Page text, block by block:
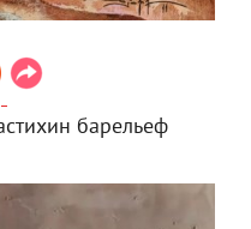
барельеф